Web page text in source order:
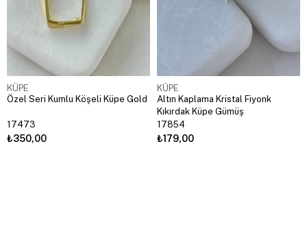
KÜPE
Özel Seri Kumlu Köşeli Küpe Gold
17473
₺350,00
KÜPE
Altın Kaplama Kristal Fiyonk
Kıkırdak Küpe Gümüş
17854
₺179,00